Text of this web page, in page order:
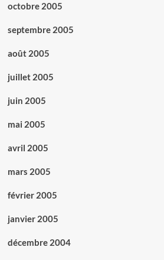
octobre 2005
septembre 2005
août 2005
juillet 2005
juin 2005
mai 2005
avril 2005
mars 2005
février 2005
janvier 2005
décembre 2004